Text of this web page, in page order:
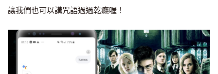
讓我們也可以講咒語過過乾癮喔！